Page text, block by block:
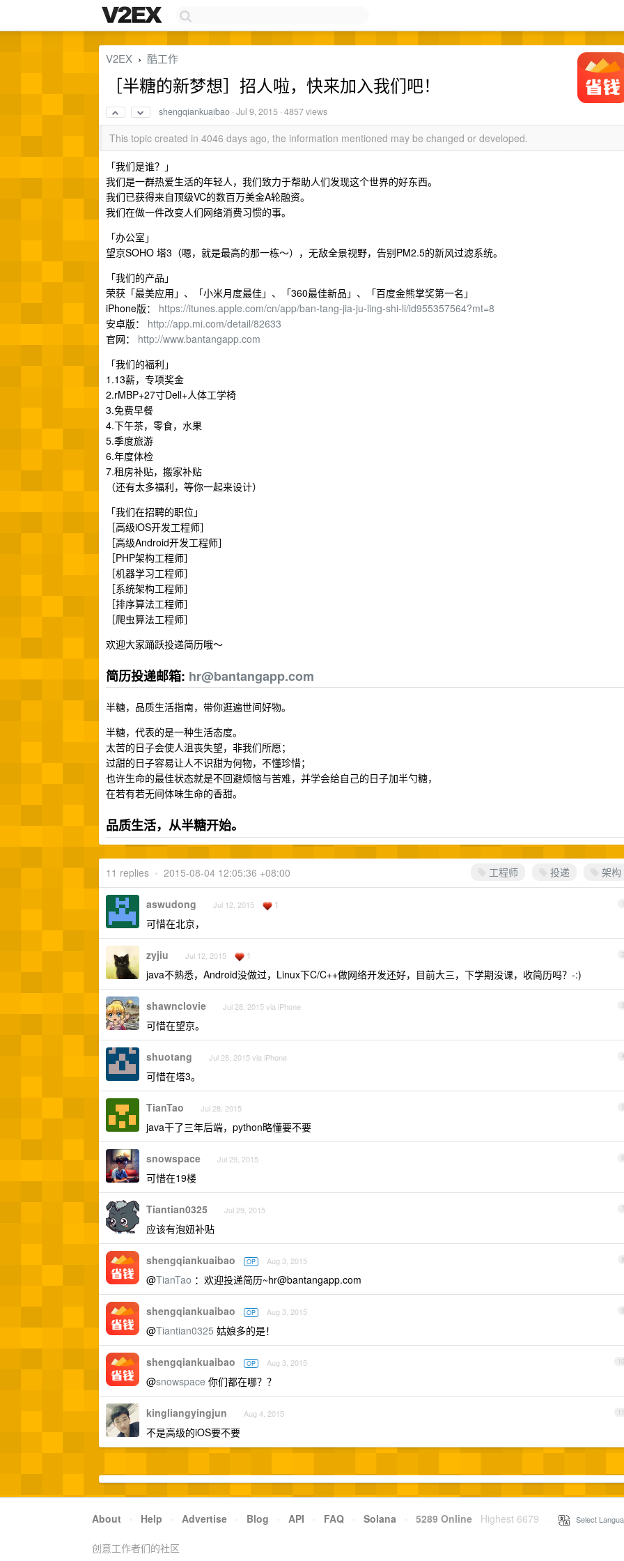
V2EX › 酷工作
［半糖的新梦想］招人啦，快来加入我们吧！
shengqiankuaibao ·Jul 9, 2015 · 4857 views
This topic created in 4046 days ago, the information mentioned may be changed or developed.
「我们是谁？」
我们是一群热爱生活的年轻人，我们致力于帮助人们发现这个世界的好东西。
我们已获得来自顶级VC的数百万美金A轮融资。
我们在做一件改变人们网络消费习惯的事。
「办公室」
望京SOHO 塔3（嗯，就是最高的那一栋～），无敌全景视野，告别PM2.5的新风过滤系统。
「我们的产品」
荣获「最美应用」、「小米月度最佳」、「360最佳新品」、「百度金熊掌奖第一名」
iPhone版： https://itunes.apple.com/cn/app/ban-tang-jia-ju-ling-shi-li/id955357564?mt=8
安卓版： http://app.mi.com/detail/82633
官网： http://www.bantangapp.com
「我们的福利」
1.13薪，专项奖金
2.rMBP+27寸Dell+人体工学椅
3.免费早餐
4.下午茶，零食，水果
5.季度旅游
6.年度体检
7.租房补贴，搬家补贴
（还有太多福利，等你一起来设计）
「我们在招聘的职位」
［高级iOS开发工程师］
［高级Android开发工程师］
［PHP架构工程师］
［机器学习工程师］
［系统架构工程师］
［排序算法工程师］
［爬虫算法工程师］
欢迎大家踊跃投递简历哦～
简历投递邮箱: hr@bantangapp.com
半糖，品质生活指南，带你逛遍世间好物。
半糖，代表的是一种生活态度。
太苦的日子会使人沮丧失望，非我们所愿；
过甜的日子容易让人不识甜为何物，不懂珍惜；
也许生命的最佳状态就是不回避烦恼与苦难，并学会给自己的日子加半勺糖，
在若有若无间体味生命的香甜。
品质生活，从半糖开始。
工程师 投递 架构
11 replies • 2015-08-04 12:05:36 +08:00
1
aswudong Jul 12, 2015 1
可惜在北京，
2
zyjiu Jul 12, 2015 1
java不熟悉，Android没做过，Linux下C/C++做网络开发还好，目前大三，下学期没课，收简历吗？-:)
3
shawnclovie Jul 28, 2015 via iPhone
可惜在望京。
4
shuotang Jul 28, 2015 via iPhone
可惜在塔3。
5
TianTao Jul 28, 2015
java干了三年后端，python略懂要不要
6
snowspace Jul 29, 2015
可惜在19楼
7
Tiantian0325 Jul 29, 2015
应该有泡妞补贴
8
shengqiankuaibao OP Aug 3, 2015
@TianTao ：欢迎投递简历~hr@bantangapp.com
9
shengqiankuaibao OP Aug 3, 2015
@Tiantian0325 姑娘多的是！
10
shengqiankuaibao OP Aug 3, 2015
@snowspace 你们都在哪？？
11
kingliangyingjun Aug 4, 2015
不是高级的iOS要不要
About · Help · Advertise · Blog · API · FAQ · Solana · 5289 Online Highest 6679 Select
创意工作者们的社区